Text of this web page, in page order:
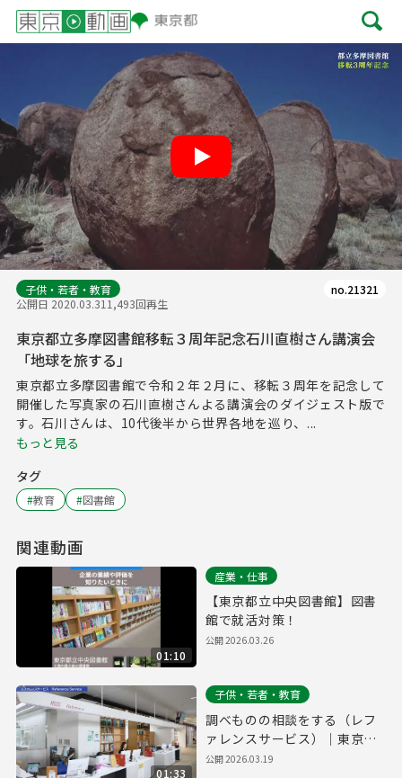
子供・若者・教育
公開日 2020.03.311,493回再生
no.21321
東京都立多摩図書館移転３周年記念石川直樹さん講演会
「地球を旅する」
東京都立多摩図書館で令和２年２月に、移転３周年を記念して
開催した写真家の石川直樹さんよる講演会のダイジェスト版で
す。石川さんは、10代後半から世界各地を巡り、...
もっと見る
タグ
#教育 #図書館
関連動画
01:10
産業・仕事
【東京都立中央図書館】図書
館で就活対策！
公開2026.03.26
01:33
子供・若者・教育
調べものの相談をする（レフ
ァレンスサービス）｜東京都
立多摩図書館利用案内#6
公開2026.03.19